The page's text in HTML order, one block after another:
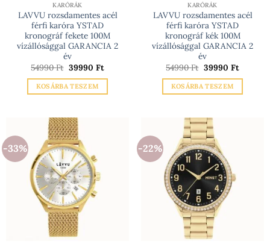
KARÓRÁK
LAVVU rozsdamentes acél
férfi karóra YSTAD
kronográf fekete 100M
vízállósággal GARANCIA 2
év
54990Ft Original
price
was:
54990 Ft.
39990 FtCurrent
is:
KOSÁRBA TESZEM
KARÓRÁK
LAVVU rozsdamentes acél
férfi karóra YSTAD
kronográf kék 100M
vízállósággal GARANCIA 2
év
54990Ft Original
price
was:
54990 Ft.
39990 FtCurrent
is:
KOSÁRBA TESZEM
-33% -22%